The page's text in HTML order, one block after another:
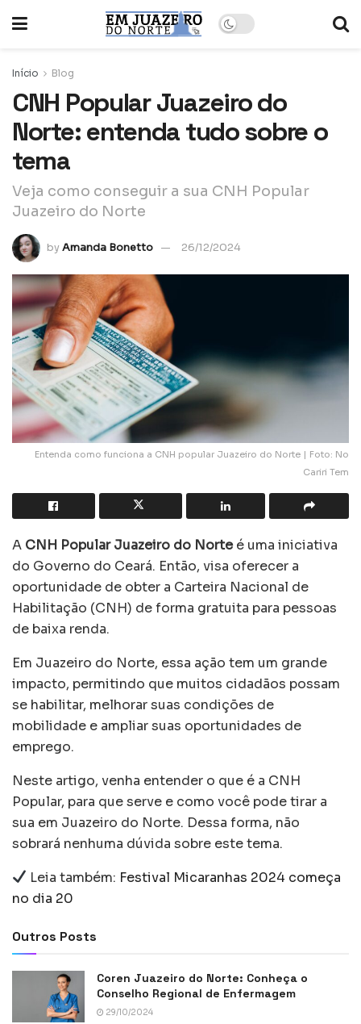
Início Blog
CNH Popular Juazeiro do
Norte: entenda tudo sobre o
tema
Veja como conseguir a sua CNH Popular
Juazeiro do Norte
byAmanda Bonetto 26/12/2024
Entenda como funciona a CNH popular Juazeiro do Norte | Foto: No
Cariri Tem
A CNH Popular Juazeiro do Norteé uma iniciativa
do Governo do Ceará. Então, visa oferecer a
oportunidade de obter a Carteira Nacional de
Habilitação (CNH) de forma gratuita para pessoas
de baixa renda.
Em Juazeiro do Norte, essa ação tem um grande
impacto, permitindo que muitos cidadãos possam
se habilitar, melhorar suas condições de
mobilidade e ampliar suas oportunidades de
emprego.
Neste artigo, venha entender o que é a CNH
Popular, para que serve e como você pode tirar a
sua em Juazeiro do Norte. Dessa forma, não
sobrará nenhuma dúvida sobre este tema.
Leia também: Festival Micaranhas 2024 começa
no dia 20
Outros Posts
Coren Juazeiro do Norte: Conheça o
Conselho Regional de Enfermagem
29/10/2024